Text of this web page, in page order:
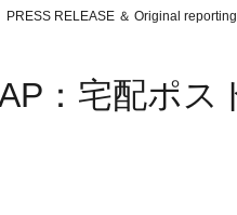
PRESS RELEASE ＆ Original reporting
：宅配ポ